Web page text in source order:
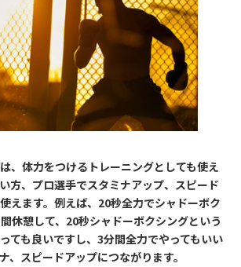
、体力をつけるトレーニングとしても使え
方、プロ選手でスタミナアップ、スピード
えます。例えば、20秒全力でシャドーボク
休憩して、20秒シャドーボクシングという
ても良いですし、3分間全力でやってもいい
、スピードアップにつながります。